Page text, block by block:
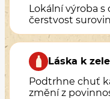
Lokální výroba s
čerstvost surovin
Láska k
Podtrhne chuť
změní z